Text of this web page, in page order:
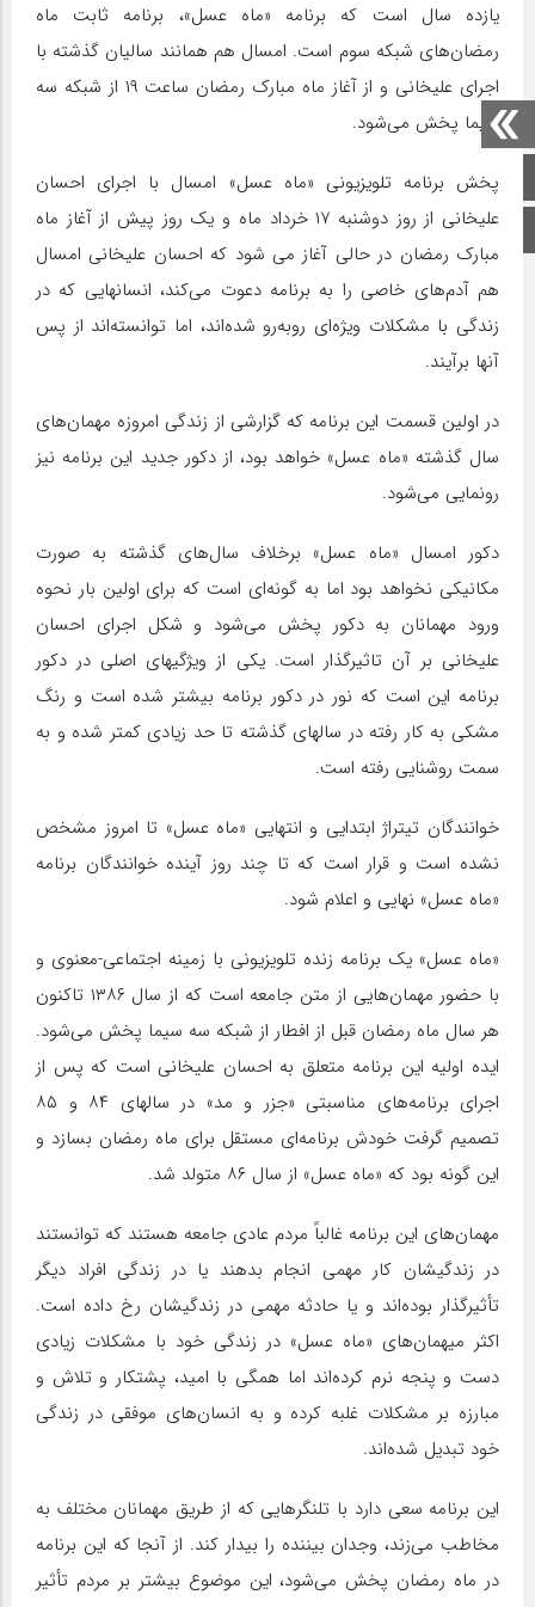
صفحه اصلی
اینستاگرام
یازده سال است که برنامه «ماه عسل»، برنامه ثابت ماه
رمضان‌های شبکه سوم است. امسال هم همانند سالیان گذشته با
اجرای علیخانی و از آغاز ماه مبارک رمضان ساعت ۱۹ از شبکه سه
سیما پخش می‌شود.
پخش برنامه تلویزیونی «ماه عسل» امسال با اجرای احسان
علیخانی از روز دوشنبه ۱۷ خرداد ماه و یک روز پیش از آغاز ماه
مبارک رمضان در حالی آغاز می شود که احسان علیخانی امسال
هم آدم‌‌های خاصی را به برنامه دعوت می‌کند، انسانهایی که در
زندگی با مشکلات ویژ‌ه‌ای روبه‌رو شده‌اند، اما توانسته‌اند از پس
آنها برآیند.
در اولین قسمت این برنامه که گزارشی از زندگی امروزه مهمان‌های
سال گذشته «ماه عسل» خواهد بود، از دکور جدید این برنامه نیز
رونمایی می‌شود.
دکور امسال «ماه عسل» برخلاف سال‌های گذشته به صورت
مکانیکی نخواهد بود اما به گونه‌ای است که برای اولین بار نحوه
ورود مهمانان به دکور پخش می‌شود و شکل اجرای احسان
علیخانی بر آن تاثیرگذار است. یکی از ویژگیهای اصلی در دکور
برنامه این است که نور در دکور برنامه بیشتر شده است و رنگ
مشکی به کار رفته در سالهای گذشته تا حد زیادی کمتر شده و به
سمت روشنایی رفته است.
خوانندگان تیتراژ ابتدایی و انتهایی «ماه عسل» تا امروز مشخص
نشده است و قرار است که تا چند روز آینده خوانندگان برنامه
«ماه عسل» نهایی و اعلام شود.
«ماه عسل» یک برنامه زنده تلویزیونی با زمینه اجتماعی-معنوی و
با حضور مهمان‌هایی از متن جامعه است که از سال ۱۳۸۶ تاکنون
هر سال ماه رمضان قبل از افطار از شبکه سه سیما پخش می‌شود.
ایده اولیه این برنامه متعلق به احسان علیخانی است که پس از
اجرای برنامه‌های مناسبتی «جزر و مد» در سالهای ۸۴ و ۸۵
تصمیم گرفت خودش برنامه‌ای مستقل برای ماه رمضان بسازد و
این گونه بود که «ماه عسل» از سال ۸۶ متولد شد.
مهمان‌های این برنامه غالباً مردم عادی جامعه هستند که توانستند
در زندگیشان کار مهمی انجام بدهند یا در زندگی افراد دیگر
تأثیرگذار بوده‌اند و یا حادثه مهمی در زندگیشان رخ داده است.
اکثر میهمان‌های «ماه عسل» در زندگی خود با مشکلات زیادی
دست و پنجه نرم کرده‌اند اما همگی با امید، پشتکار و تلاش و
مبارزه بر مشکلات غلبه کرده و به انسان‌های موفقی در زندگی
خود تبدیل شده‌اند.
این برنامه سعی دارد با تلنگرهایی که از طریق مهمانان مختلف به
مخاطب می‌زند، وجدان بیننده را بیدار کند. از آنجا که این برنامه
در ماه رمضان پخش می‌شود، این موضوع بیشتر بر مردم تأثیر